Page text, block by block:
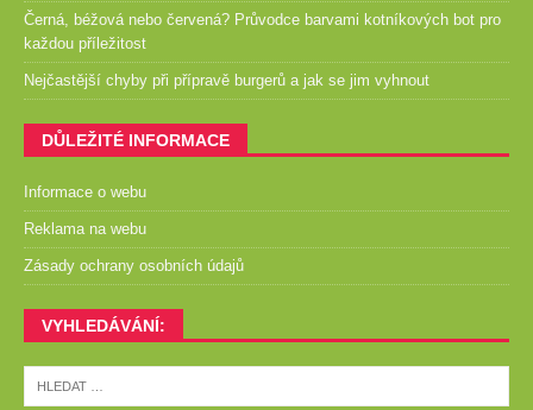
Černá, béžová nebo červená? Průvodce barvami kotníkových bot pro
každou příležitost
Nejčastější chyby při přípravě burgerů a jak se jim vyhnout
DŮLEŽITÉ INFORMACE
Informace o webu
Reklama na webu
Zásady ochrany osobních údajů
VYHLEDÁVÁNÍ: